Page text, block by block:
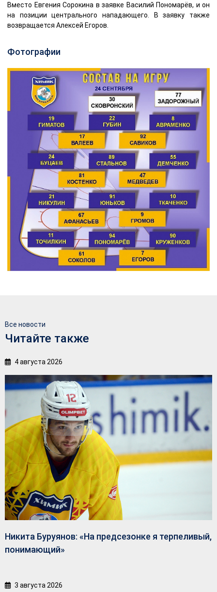
Вместо Евгения Сорокина в заявке Василий Пономарёв, и он
на позиции центрального нападающего. В заявку также
возвращается Алексей Егоров.
Фотографии
Все новости
Читайте также
4 августа 2026
Никита Буруянов: «На предсезонке я терпеливый,
понимающий»
3 августа 2026